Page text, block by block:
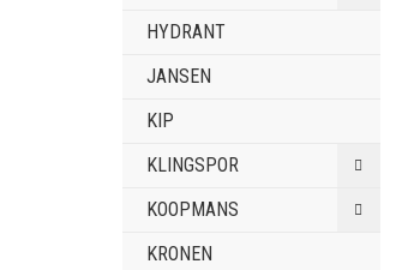
HYDRANT
JANSEN
KIP
KLINGSPOR
KOOPMANS
KRONEN